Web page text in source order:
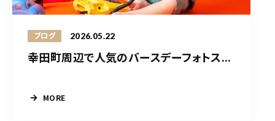
ブログ 2026.05.22
幸田町周辺で人気のバースデーフォトス...
MORE